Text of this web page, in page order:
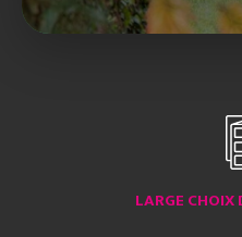
LARGE CHOIX